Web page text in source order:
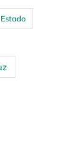
Estado